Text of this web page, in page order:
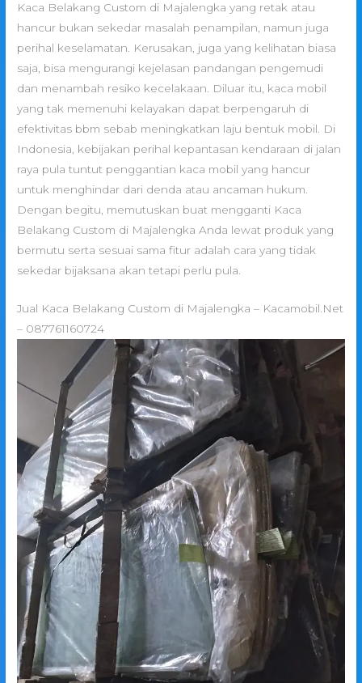
Kaca Belakang Custom di Majalengka yang retak atau
hancur bukan sekedar masalah penampilan, namun juga
perihal keselamatan. Kerusakan, juga yang kelihatan biasa
saja, bisa mengurangi kejelasan pandangan pengemudi
dan menambah resiko kecelakaan. Diluar itu, kaca mobil
yang tak memenuhi kelayakan dapat berpengaruh di
efektivitas bbm sebab meningkatkan laju bentuk mobil. Di
Indonesia, kebijakan perihal kepantasan kendaraan di jalan
raya pula tuntut penggantian kaca mobil yang hancur
untuk menghindar dari denda atau ancaman hukum.
Dengan begitu, memutuskan buat mengganti Kaca
Belakang Custom di Majalengka Anda lewat produk yang
bermutu serta sesuai sama fitur adalah cara yang tidak
sekedar bijaksana akan tetapi perlu pula.
Jual Kaca Belakang Custom di Majalengka – Kacamobil.Net
– 087761160724